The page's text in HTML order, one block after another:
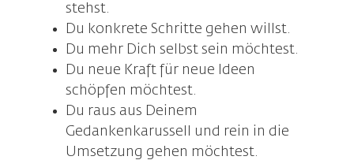
stehst.
Du konkrete Schritte gehen willst.
Du mehr Dich selbst sein möchtest.
Du neue Kraft für neue Ideen
schöpfen möchtest.
Du raus aus Deinem
Gedankenkarussell und rein in die
Umsetzung gehen möchtest.